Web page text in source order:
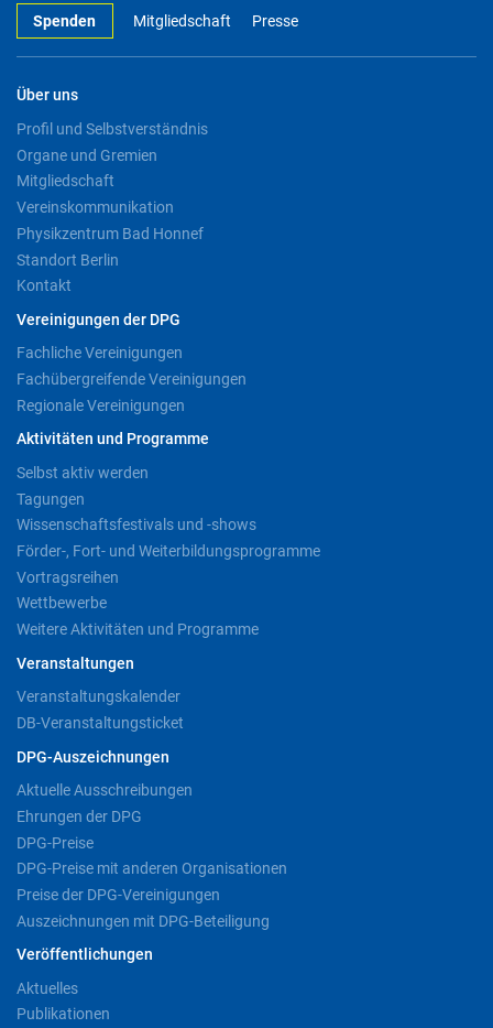
Spenden Mitgliedschaft Presse
Über uns
Profil und Selbstverständnis
Organe und Gremien
Mitgliedschaft
Vereinskommunikation
Physikzentrum Bad Honnef
Standort Berlin
Kontakt
Vereinigungen der DPG
Fachliche Vereinigungen
Fachübergreifende Vereinigungen
Regionale Vereinigungen
Aktivitäten und Programme
Selbst aktiv werden
Tagungen
Wissenschaftsfestivals und -shows
Förder-, Fort- und Weiterbildungsprogramme
Vortragsreihen
Wettbewerbe
Weitere Aktivitäten und Programme
Veranstaltungen
Veranstaltungskalender
DB-Veranstaltungsticket
DPG-Auszeichnungen
Aktuelle Ausschreibungen
Ehrungen der DPG
DPG-Preise
DPG-Preise mit anderen Organisationen
Preise der DPG-Vereinigungen
Auszeichnungen mit DPG-Beteiligung
Veröffentlichungen
Aktuelles
Publikationen